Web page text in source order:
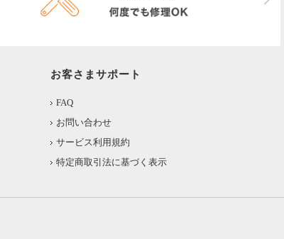
お客さまサポート
FAQ
お問い合わせ
サービス利用規約
特定商取引法に基づく表示